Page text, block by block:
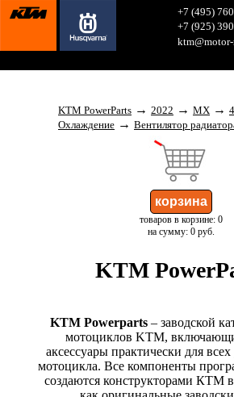
+7 (495)
+7 (925)
ktm@motor-
KTM PowerParts → 2022 → MX →
Охлаждение → Вентилятор
товаров в корзине: 0
на сумму: 0 руб.
KTM
KTM Powerparts– заводской
мотоциклов KTM,
аксессуары практически для
мотоцикла. Все компоненты
создаются конструкторами КТМ